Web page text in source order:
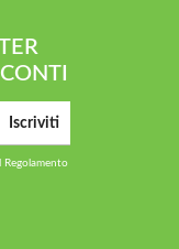
Iscriviti
Regolamento